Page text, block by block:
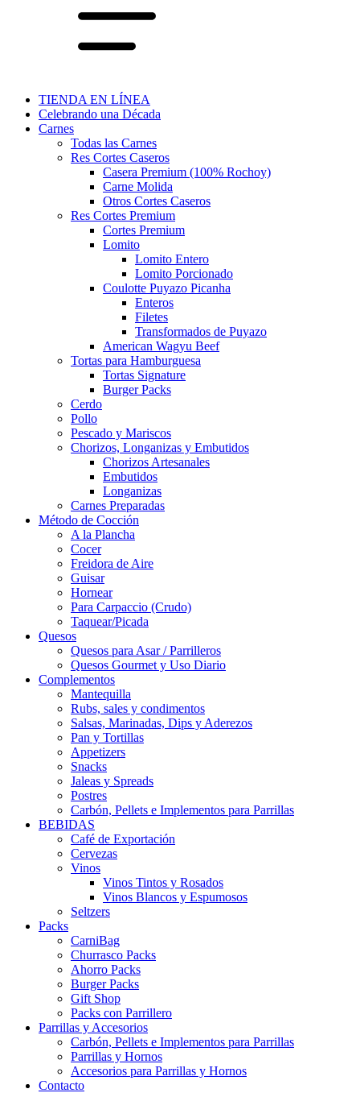
TIENDA EN LÍNEA
Celebrando una Década
Carnes
Todas las Carnes
Res Cortes Caseros
Casera Premium (100% Rochoy)
Carne Molida
Otros Cortes Caseros
Res Cortes Premium
Cortes Premium
Lomito
Lomito Entero
Lomito Porcionado
Coulotte Puyazo Picanha
Enteros
Filetes
Transformados de Puyazo
American Wagyu Beef
Tortas para Hamburguesa
Tortas Signature
Burger Packs
Cerdo
Pollo
Pescado y Mariscos
Chorizos, Longanizas y Embutidos
Chorizos Artesanales
Embutidos
Longanizas
Carnes Preparadas
Método de Cocción
A la Plancha
Cocer
Freidora de Aire
Guisar
Hornear
Para Carpaccio (Crudo)
Taquear/Picada
Quesos
Quesos para Asar / Parrilleros
Quesos Gourmet y Uso Diario
Complementos
Mantequilla
Rubs, sales y condimentos
Salsas, Marinadas, Dips y Aderezos
Pan y Tortillas
Appetizers
Snacks
Jaleas y Spreads
Postres
Carbón, Pellets e Implementos para Parrillas
BEBIDAS
Café de Exportación
Cervezas
Vinos
Vinos Tintos y Rosados
Vinos Blancos y Espumosos
Seltzers
Packs
CarniBag
Churrasco Packs
Ahorro Packs
Burger Packs
Gift Shop
Packs con Parrillero
Parrillas y Accesorios
Carbón, Pellets e Implementos para Parrillas
Parrillas y Hornos
Accesorios para Parrillas y Hornos
Contacto